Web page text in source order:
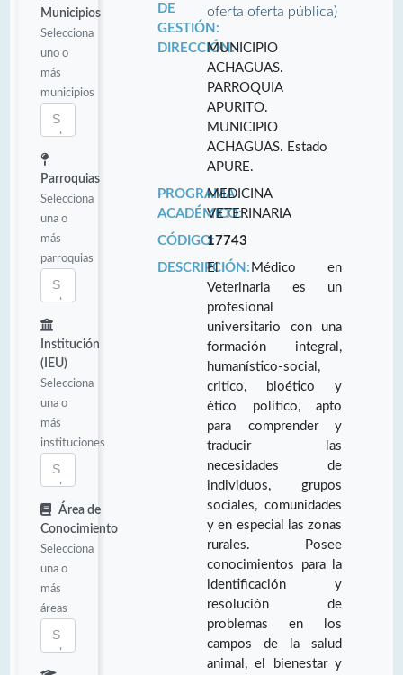
Municipios
Selecciona
uno o
más
municipios
Parroquias
Selecciona
una o
más
parroquias
Institución
(IEU)
Selecciona
una o
más
instituciones
Área de
Conocimiento
Selecciona
una o
más
áreas
DE
GESTIÓN:
oferta oferta pública)
DIRECCIÓN:MUNICIPIO
ACHAGUAS.
PARROQUIA
APURITO.
MUNICIPIO
ACHAGUAS. Estado
APURE.
PROGRAMA
ACADÉMICO:
MEDICINA
VETERINARIA
CÓDIGO:17743
DESCRIPCIÓN:El Médico en
Veterinaria es un
profesional
universitario con una
formación integral,
humanístico-social,
critico, bioético y
ético político, apto
para comprender y
traducir las
necesidades de
individuos, grupos
sociales, comunidades
y en especial las zonas
rurales. Posee
conocimientos para la
identificación y
resolución de
problemas en los
campos de la salud
animal, el bienestar y